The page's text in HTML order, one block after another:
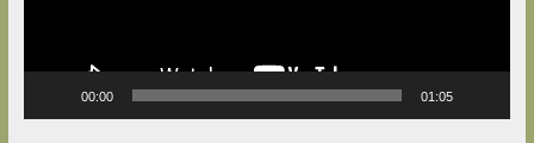
00:00 01:05